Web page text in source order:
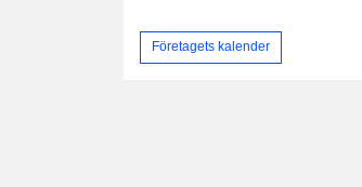
Företagets kalender